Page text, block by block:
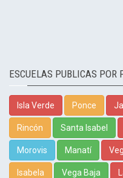
ESCUELAS PUBLICAS POR
Isla Verde Ponce
Rincón Santa Isabel
Morovis Manatí
Isabela Vega Baja